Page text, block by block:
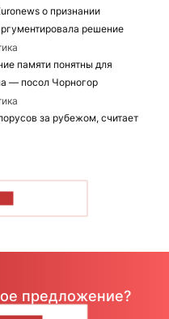
о признании
решение
памяти понятны для
— посол Чорногор
за рубежом, считает
предложение?